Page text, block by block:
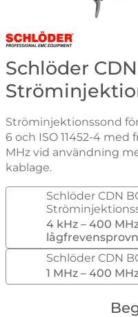
Gå till varumärkessidan
Schlöder CDN
Ströminjektionssond
6 och ISO 11452-4
MHz vid användning
kablage.
Schlöder CDN
4 kHz – 400
Schlöder CDN
1 MHz – 400